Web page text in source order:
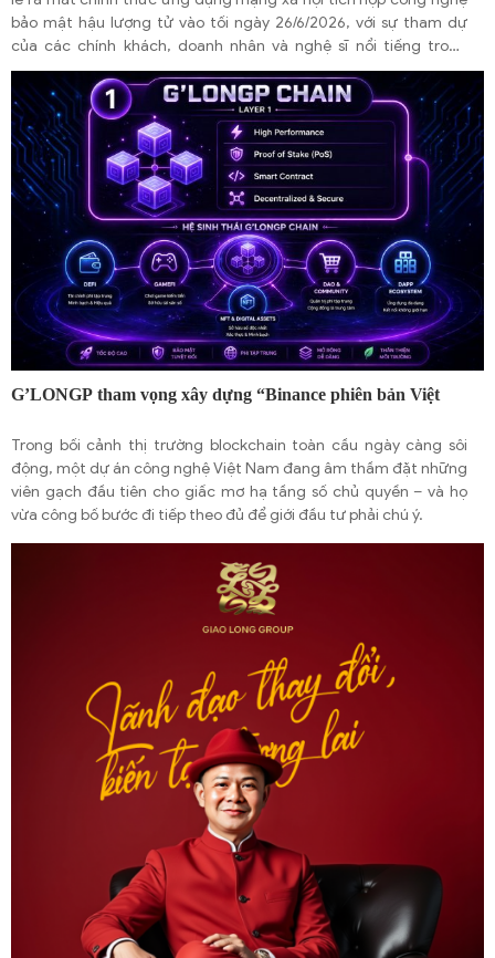
bảo mật hậu lượng tử vào tối ngày 26/6/2026, với sự tham dự
của các chính khách, doanh nhân và nghệ sĩ nổi tiếng trong
cộng đồng người Việt hải ngoại.
G’LONGP tham vọng xây dựng “Binance phiên bản Việt
Trong bối cảnh thị trường blockchain toàn cầu ngày càng sôi
động, một dự án công nghệ Việt Nam đang âm thầm đặt những
viên gạch đầu tiên cho giấc mơ hạ tầng số chủ quyền – và họ
vừa công bố bước đi tiếp theo đủ để giới đầu tư phải chú ý.